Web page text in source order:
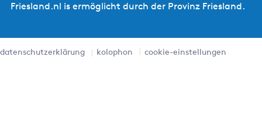
Friesland.nl is ermöglicht durch der Provinz Friesland.
datenschutzerklärung kolophon cookie-einstellungen